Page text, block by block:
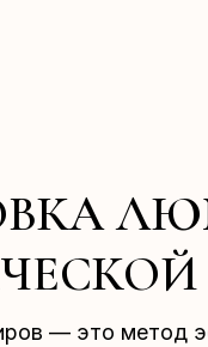
— это метод